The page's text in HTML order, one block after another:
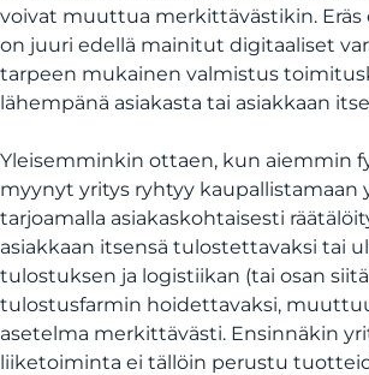
voivat muuttua merkittävästikin. Eräs
on juuri edellä mainitut digitaaliset
tarpeen mukainen valmistus
lähempänä asiakasta tai asiakkaan
Yleisemminkin ottaen, kun aiemmin
myynyt yritys ryhtyy kaupallistamaan
tarjoamalla asiakaskohtaisesti
asiakkaan itsensä tulostettavaksi tai
tulostuksen ja logistiikan (tai osan
tulostusfarmin hoidettavaksi,
asetelma merkittävästi. Ensinnäkin
liiketoiminta ei tällöin perustu